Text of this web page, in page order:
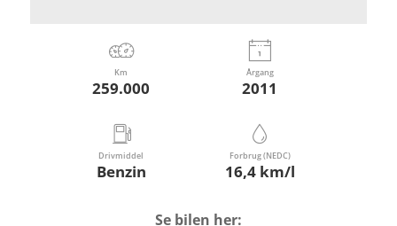
Km
259.000
Årgang
2011
Drivmiddel
Benzin
Forbrug (NEDC)
16,4 km/l
Se bilen her: